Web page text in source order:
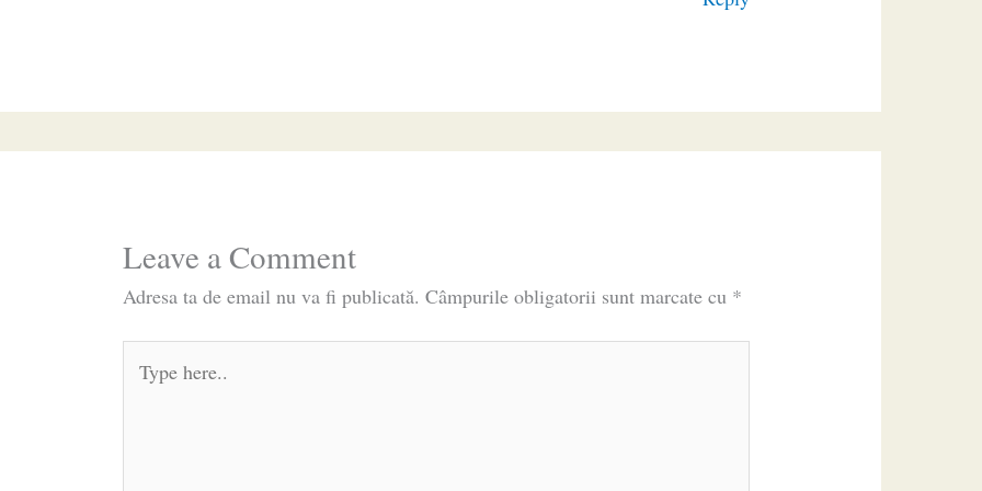
Leave a Comment
Adresa ta de email nu va fi publicată. Câmpurile obligatorii sunt marcate cu *
here..